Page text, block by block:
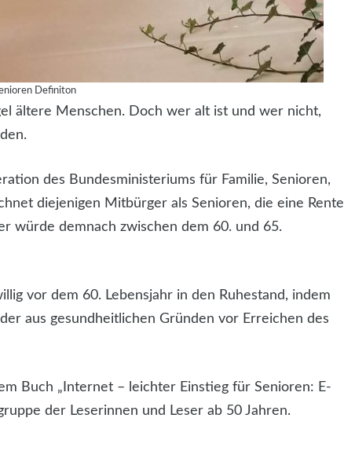
Definiton
ältere Menschen. Doch wer alt ist und wer nicht,
des Bundesministeriums für Familie, Senioren,
diejenigen Mitbürger als Senioren, die eine Rente
würde demnach zwischen dem 60. und 65.
vor dem 60. Lebensjahr in den Ruhestand, indem
aus gesundheitlichen Gründen vor Erreichen des
Buch „Internet – leichter Einstieg für Senioren: E-
der Leserinnen und Leser ab 50 Jahren.